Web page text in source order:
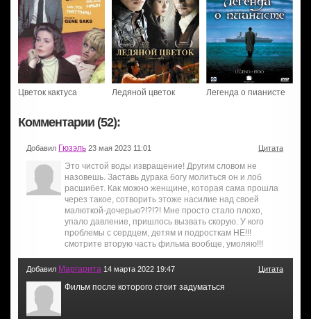
Цветок кактуса Ледяной цветок Легенда о пианисте
Комментарии (52):
Добавил Гюзэль 23 мая 2023 11:01 Цитата
Это чистой воды извращение! Другим словом не
назовешь. Заставь дурака богу молиться он и лоб
расшибет. Как можно женщине, которая сама прошла
через такое, сотворить этоже насилие над своей
малюткой-дочерью?!?!?! Мне просто стало плохо,
упало давление, пришлось вызвать скорую. У кого
проблемы с сердцем, детям и подросткам НЕ!!!
смотрите вторую часть фильма вообще, умоляю!!!
Добавил Маргарита 14 марта 2022 19:47 Цитата
Фильм после которого стоит задуматься